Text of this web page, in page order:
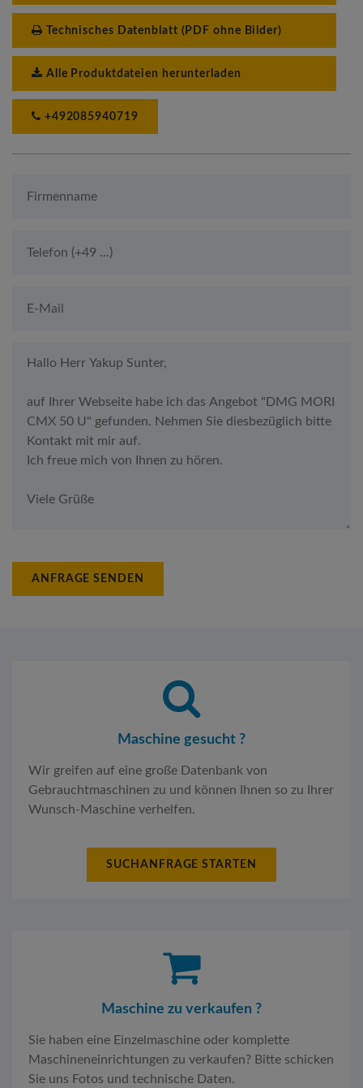
Technisches Datenblatt (PDF ohne Bilder)
Alle Produktdateien herunterladen
+492085940719
ANFRAGE SENDEN
Maschine gesucht ?
Wir greifen auf eine große Datenbank von
Gebrauchtmaschinen zu und können Ihnen so zu Ihrer
Wunsch-Maschine verhelfen.
SUCHANFRAGE STARTEN
Maschine zu verkaufen ?
Sie haben eine Einzelmaschine oder komplette
Maschineneinrichtungen zu verkaufen? Bitte schicken
Sie uns Fotos und technische Daten.